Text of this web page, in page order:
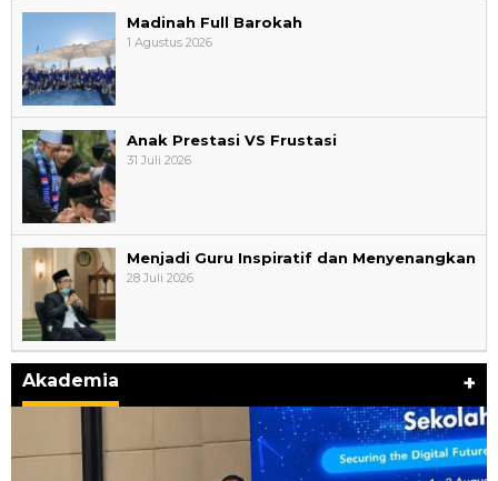
Madinah Full Barokah
1 Agustus 2026
Anak Prestasi VS Frustasi
31 Juli 2026
Menjadi Guru Inspiratif dan Menyenangkan
28 Juli 2026
Akademia +